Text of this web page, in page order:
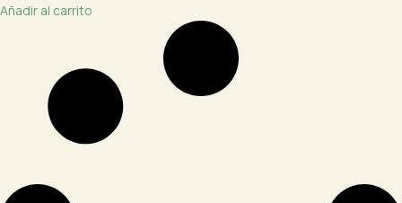
Añadir al carrito